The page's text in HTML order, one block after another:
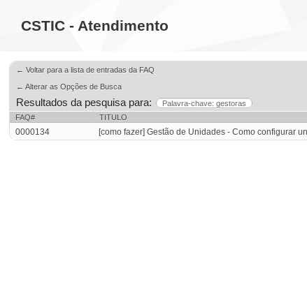
CSTIC - Atendimento
← Voltar para a lista de entradas da FAQ
← Alterar as Opções de Busca
Resultados da pesquisa para:
Palavra-chave: gestoras
FAQ#
TITULO
0000134 [como fazer] Gestão de Unidades - Como configurar